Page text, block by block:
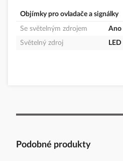
Objímky pro ovladače a signálky
Se světelným zdrojem
Ano
Světelný zdroj
LED
Podobné produkty